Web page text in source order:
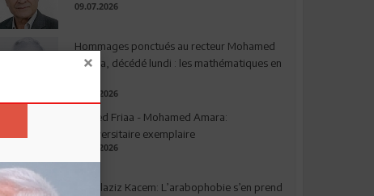
09.07.2026
Hommages ponctués au recteur Mohamed
Amara, décédé lundi : les mathématiques en
03.08.2026
Ahmed Friaa - Mohamed Amara:
l’Universitaire exemplaire
04.08.2026
Abdelaziz Kacem: L’arabophobie s’en prend